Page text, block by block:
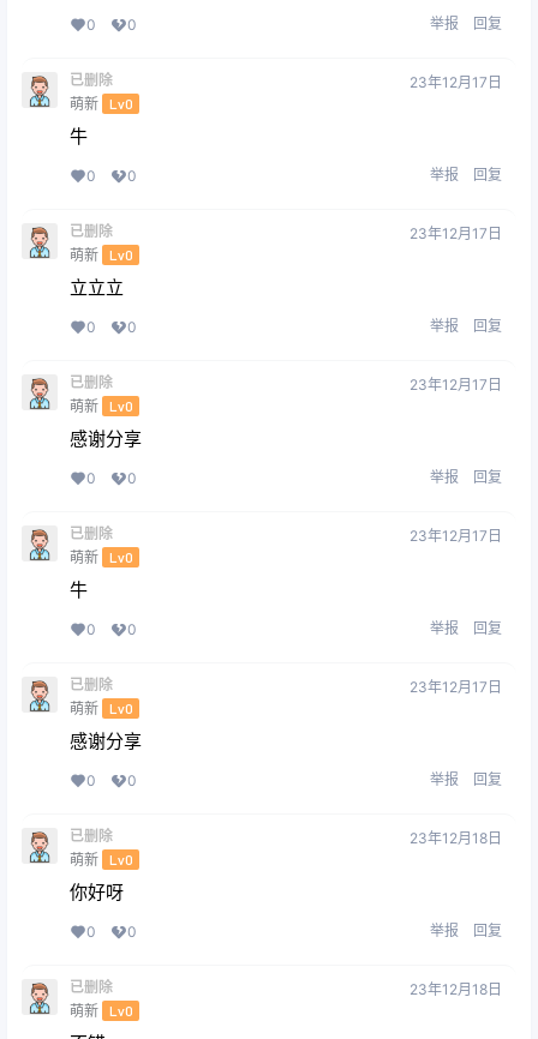
0 0 举报 回复
已删除
萌新 Lv0
23年12月17日
牛
0 0 举报 回复
已删除
萌新 Lv0
23年12月17日
立立立
0 0 举报 回复
已删除
萌新 Lv0
23年12月17日
感谢分享
0 0 举报 回复
已删除
萌新 Lv0
23年12月17日
牛
0 0 举报 回复
已删除
萌新 Lv0
23年12月17日
感谢分享
0 0 举报 回复
已删除
萌新 Lv0
23年12月18日
你好呀
0 0 举报 回复
已删除
萌新 Lv0
23年12月18日